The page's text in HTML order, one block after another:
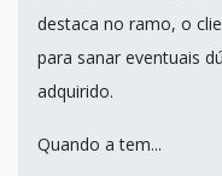
destaca no ramo, o
para sanar eventuais
adquirido.
Quando a tem...